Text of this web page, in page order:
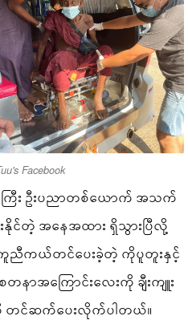
Facebook
ြီး ဦးပညာတစ်ယောက် အသက်
နိုင်တဲ့ အနေအထား ရှိသွားပြီလို့
ကူညီကယ်တင်ပေးခဲ့တဲ့ ကိုပူတူးနှင့်
နာအကြောင်းလေးကို ချီးကျူး
တင်ဆက်ပေးလိုက်ပါတယ်။